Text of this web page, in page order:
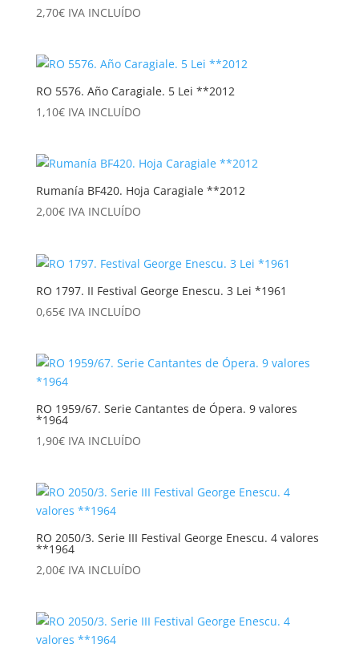
2,70€ IVA INCLUÍDO
RO 5576. Año Caragiale. 5 Lei **2012
1,10€ IVA INCLUÍDO
Rumanía BF420. Hoja Caragiale **2012
2,00€ IVA INCLUÍDO
RO 1797. II Festival George Enescu. 3 Lei *1961
0,65€ IVA INCLUÍDO
RO 1959/67. Serie Cantantes de Ópera. 9 valores
*1964
1,90€ IVA INCLUÍDO
RO 2050/3. Serie III Festival George Enescu. 4 valores
**1964
2,00€ IVA INCLUÍDO